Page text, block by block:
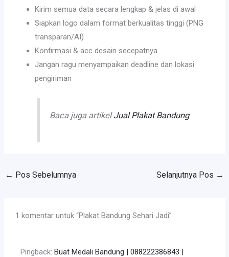
Kirim semua data secara lengkap & jelas di awal
Siapkan logo dalam format berkualitas tinggi (PNG
transparan/AI)
Konfirmasi & acc desain secepatnya
Jangan ragu menyampaikan deadline dan lokasi
pengiriman
Baca juga artikelJual Plakat Bandung
← Pos Sebelumnya Selanjutnya Pos →
1 komentar untuk “Plakat Bandung Sehari Jadi”
Pingback:Buat Medali Bandung | 088222386843 |